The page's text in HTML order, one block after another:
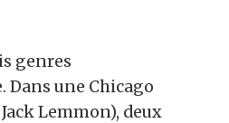
genres
une Chicago
Lemmon), deux